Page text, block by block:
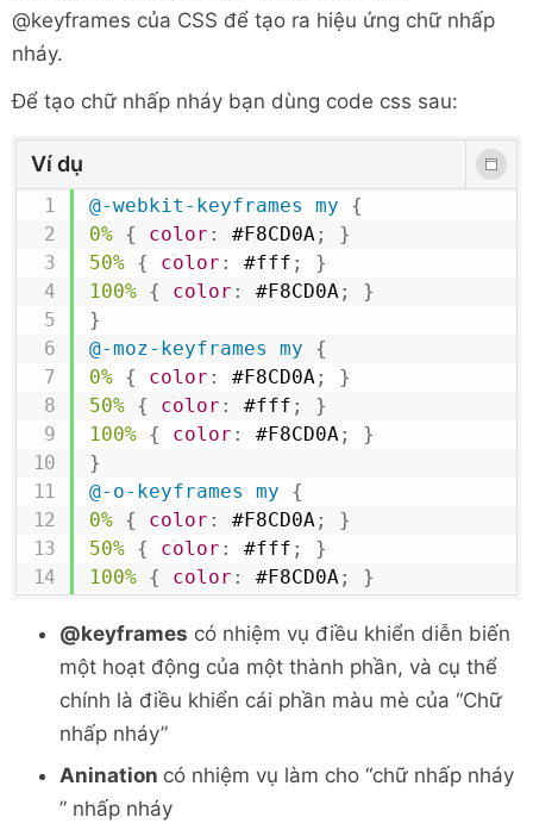
@keyframes của CSS để tạo ra hiệu ứng chữ nhấp
nháy.
Để tạo chữ nhấp nháy bạn dùng code css sau:
Ví dụ
@-webkit-keyframes my
{
0% { color : #F8CD0A;
}
50% { color : #fff ;
}
100% { color : #F8CD0A;
}
}
@-moz-keyframes my
{
0% { color : #F8CD0A;
}
50% { color : #fff ;
}
100% { color : #F8CD0A;
}
}
@-o-keyframes my
{
0% { color : #F8CD0A;
}
50% { color : #fff ;
}
100% { color : #F8CD0A;
}
@keyframes my {
0% { color: #F8CD0A; }
50%
{ color: #fff; }
100%
#F8CD0A
}
.text-animation
{
background
@keyframes có nhiệm vụ điều khiển diễn biến
một hoạt động của một thành phần, và cụ thể
chính là điều khiển cái phần màu mè của “Chữ
nhấp nháy”
Anination có nhiệm vụ làm cho “chữ nhấp nháy
” nhấp nháy